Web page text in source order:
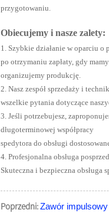
przygotowaniu.
Obiecujemy i nasze zalety:
1. Szybkie działanie w oparciu
po otrzymaniu zapłaty, gdy
organizujemy produkcję.
2. Nasz zespół sprzedaży i
wszelkie pytania dotyczące
3. Jeśli potrzebujesz,
długoterminowej współpracy
spedytora do obsługi
4. Profesjonalna obsługa
Skuteczna i bezpieczna obsługa
Poprzedni:Zawór